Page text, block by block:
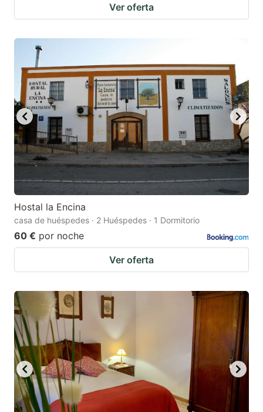
Ver oferta
Hostal la Encina
casa de huéspedes · 2 Huéspedes · 1 Dormitorio
60 € por noche
Ver oferta